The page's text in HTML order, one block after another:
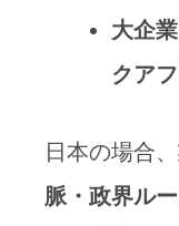
大企
クア
日本の場合、
脈・政界ル